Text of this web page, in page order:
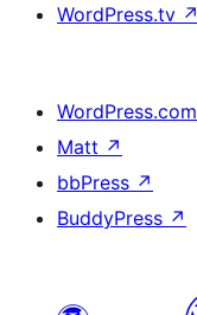
WordPress.tv ↗
WordPress.com
Matt ↗
bbPress ↗
BuddyPress ↗